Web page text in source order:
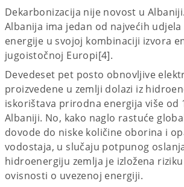
Dekarbonizacija nije novost u
Albanija ima jedan od najvećih
energije u svojoj kombinaciji izvora
jugoistočnoj Europi[4].
Devedeset pet posto obnovljive
proizvedene u zemlji dolazi iz
iskorištava prirodna energija više od
Albaniji. No, kako naglo rastuće
dovode do niske količine oborina i
vodostaja, u slučaju potpunog
hidroenergiju zemlja je izložena
ovisnosti o uvezenoj energiji.